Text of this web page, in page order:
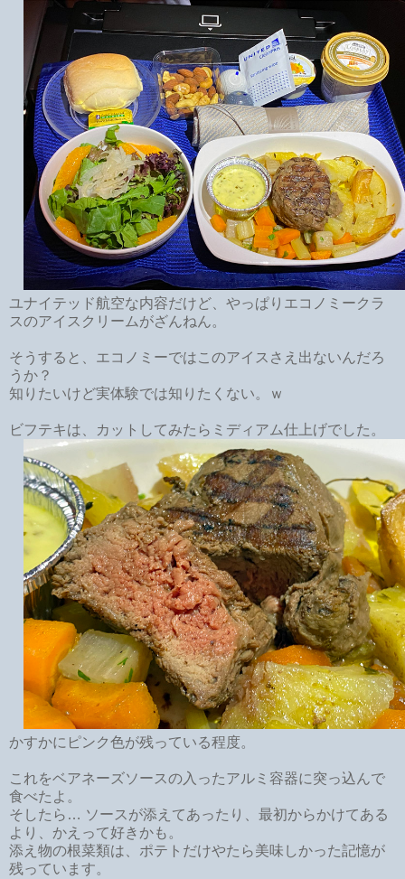
ユナイテッド航空な内容だけど、やっぱりエコノミークラ
スのアイスクリームがざんねん。
そうすると、エコノミーではこのアイスさえ出ないんだろ
うか？
知りたいけど実体験では知りたくない。ｗ
ビフテキは、カットしてみたらミディアム仕上げでした。
かすかにピンク色が残っている程度。
これをベアネーズソースの入ったアルミ容器に突っ込んで
食べたよ。
そしたら… ソースが添えてあったり、最初からかけてある
より、かえって好きかも。
添え物の根菜類は、ポテトだけやたら美味しかった記憶が
残っています。